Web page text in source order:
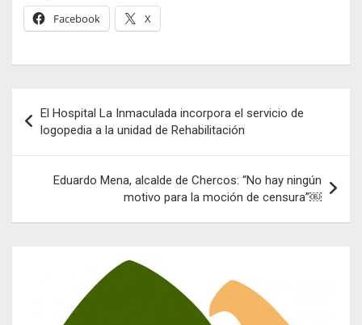
Facebook X
de
entradas
El Hospital La Inmaculada incorpora el servicio de
logopedia a la unidad de Rehabilitación
Eduardo Mena, alcalde de Chercos: “No hay ningún
motivo para la moción de censura”￼